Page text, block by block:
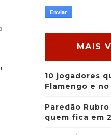
MAIS
10 jogadores
Flamengo e
Paredão
quem fica em